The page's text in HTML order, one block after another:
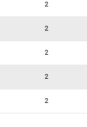
2
2
2
2
2